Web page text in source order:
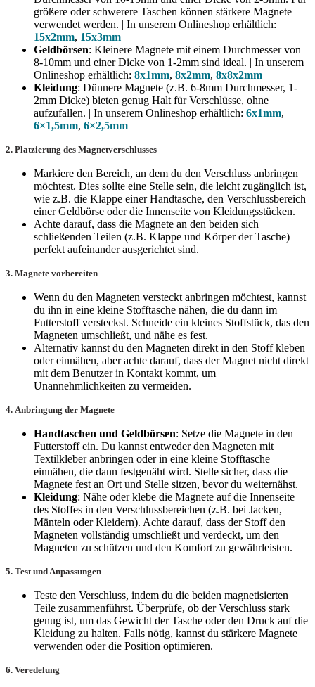
größere oder schwerere Taschen können stärkere Magnete
verwendet werden. | In unserem Onlineshop erhältlich:
15x2mm, 15x3mm
Geldbörsen: Kleinere Magnete mit einem Durchmesser von
8-10mm und einer Dicke von 1-2mm sind ideal. | In unserem
Onlineshop erhältlich: 8x1mm, 8x2mm, 8x8x2mm
Kleidung: Dünnere Magnete (z.B. 6-8mm Durchmesser, 1-
2mm Dicke) bieten genug Halt für Verschlüsse, ohne
aufzufallen. | In unserem Onlineshop erhältlich: 6x1mm,
6×1,5mm, 6×2,5mm
2. Platzierung des Magnetverschlusses
Markiere den Bereich, an dem du den Verschluss anbringen
möchtest. Dies sollte eine Stelle sein, die leicht zugänglich ist,
wie z.B. die Klappe einer Handtasche, den Verschlussbereich
einer Geldbörse oder die Innenseite von Kleidungsstücken.
Achte darauf, dass die Magnete an den beiden sich
schließenden Teilen (z.B. Klappe und Körper der Tasche)
perfekt aufeinander ausgerichtet sind.
3. Magnete vorbereiten
Wenn du den Magneten versteckt anbringen möchtest, kannst
du ihn in eine kleine Stofftasche nähen, die du dann im
Futterstoff versteckst. Schneide ein kleines Stoffstück, das den
Magneten umschließt, und nähe es fest.
Alternativ kannst du den Magneten direkt in den Stoff kleben
oder einnähen, aber achte darauf, dass der Magnet nicht direkt
mit dem Benutzer in Kontakt kommt, um
Unannehmlichkeiten zu vermeiden.
4. Anbringung der Magnete
Handtaschen und Geldbörsen: Setze die Magnete in den
Futterstoff ein. Du kannst entweder den Magneten mit
Textilkleber anbringen oder in eine kleine Stofftasche
einnähen, die dann festgenäht wird. Stelle sicher, dass die
Magnete fest an Ort und Stelle sitzen, bevor du weiternähst.
Kleidung: Nähe oder klebe die Magnete auf die Innenseite
des Stoffes in den Verschlussbereichen (z.B. bei Jacken,
Mänteln oder Kleidern). Achte darauf, dass der Stoff den
Magneten vollständig umschließt und verdeckt, um den
Magneten zu schützen und den Komfort zu gewährleisten.
5. Test und Anpassungen
Teste den Verschluss, indem du die beiden magnetisierten
Teile zusammenführst. Überprüfe, ob der Verschluss stark
genug ist, um das Gewicht der Tasche oder den Druck auf die
Kleidung zu halten. Falls nötig, kannst du stärkere Magnete
verwenden oder die Position optimieren.
6. Veredelung